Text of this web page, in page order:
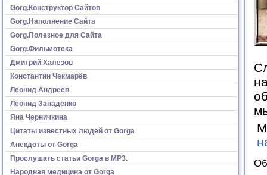
Gorg.Конструктор Сайтов
Gorg.Наполнение Сайта
Gorg.Полезное для Сайта
Gorg.Фильмотека
Дмитрий Халезов
Константин Чекмарёв
Леонид Андреев
Леонид Западенко
Яна Черничкина
Цитаты известных людей от Gorga
Анекдоты от Gorga
Прослушать статьи Gorga в МР3.
Народная медицина от Gorga